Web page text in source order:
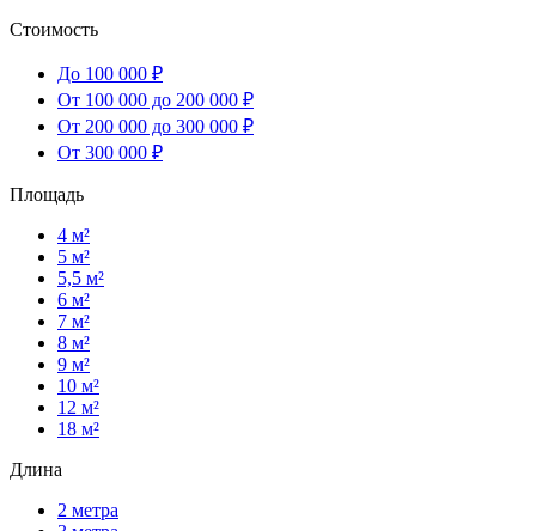
Стоимость
До 100 000 ₽
От 100 000 до 200 000 ₽
От 200 000 до 300 000 ₽
От 300 000 ₽
Площадь
4 м²
5 м²
5,5 м²
6 м²
7 м²
8 м²
9 м²
10 м²
12 м²
18 м²
Длина
2 метра